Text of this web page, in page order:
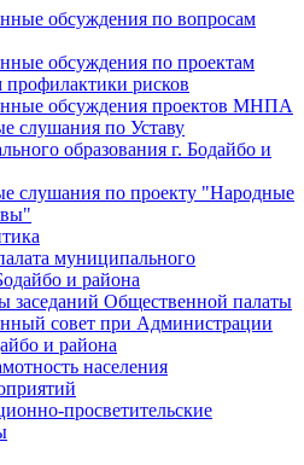
обсуждения по вопросам
обсуждения по проектам
рисков
обсуждения проектов МНПА
слушания по Уставу
образования г. Бодайбо и
слушания по проекту "Народные
муниципального
и района
заседаний Общественной палаты
совет при Администрации
и района
населения
просветительские